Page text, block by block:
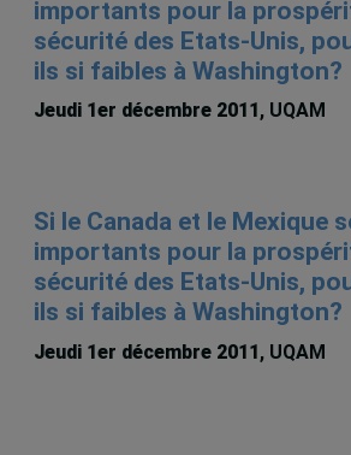
importants pour la
sécurité des Etats-Unis,
ils si faibles à Washington?
Jeudi 1er décembre 2011, UQAM
Si le Canada et le Mexique
importants pour la
sécurité des Etats-Unis,
ils si faibles à Washington?
Jeudi 1er décembre 2011, UQAM